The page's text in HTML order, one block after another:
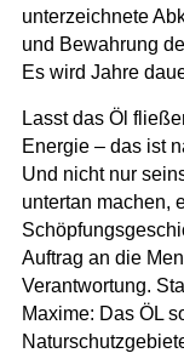
unterzeichnete
und Bewahrung
Es wird Jahre
Lasst das Öl
Energie – das ist
Und nicht nur
untertan machen,
Auftrag an die
Verantwortung.
Maxime: Das ÖL